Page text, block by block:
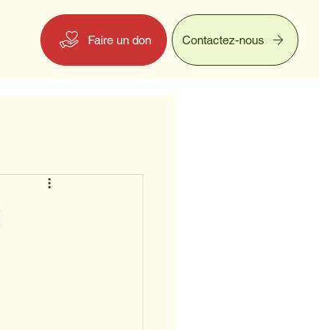
Faire un don Contactez-nous